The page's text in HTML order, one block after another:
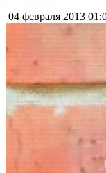
04 февраля 2013